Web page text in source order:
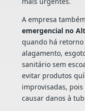
A empresa
emergencial no
quando há
alagamento,
sanitário sem
evitar produtos
improvisadas,
causar danos à